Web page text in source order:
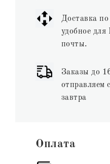
Доставка
удобное для
почты.
Заказы до
отправляем
завтра
Оплата